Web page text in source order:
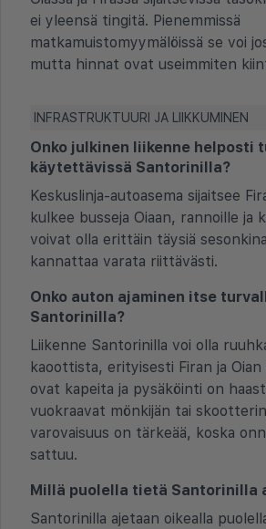
ei yleensä tingitä. Pienemmissä
matkamuistomyymälöissä se voi
mutta hinnat ovat useimmiten
INFRASTRUKTUURI JA LIIKKUMINEN
Onko julkinen liikenne helposti
käytettävissä Santorinilla?
Keskuslinja-autoasema sijaitsee
kulkee busseja Oiaan, rannoille ja
voivat olla erittäin täysiä
kannattaa varata riittävästi.
Onko auton ajaminen itse
Santorinilla?
Liikenne Santorinilla voi olla
kaoottista, erityisesti Firan ja Oian
ovat kapeita ja pysäköinti on
vuokraavat mönkijän tai
varovaisuus on tärkeää, koska
sattuu.
Millä puolella tietä Santorinilla
Santorinilla ajetaan oikealla